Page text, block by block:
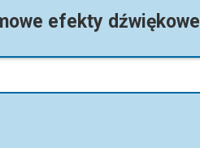
efekty dźwiękowe